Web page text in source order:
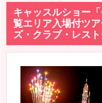
キャッスルショー
覧エリア入場付ツ
ズ・クラブ・レスト